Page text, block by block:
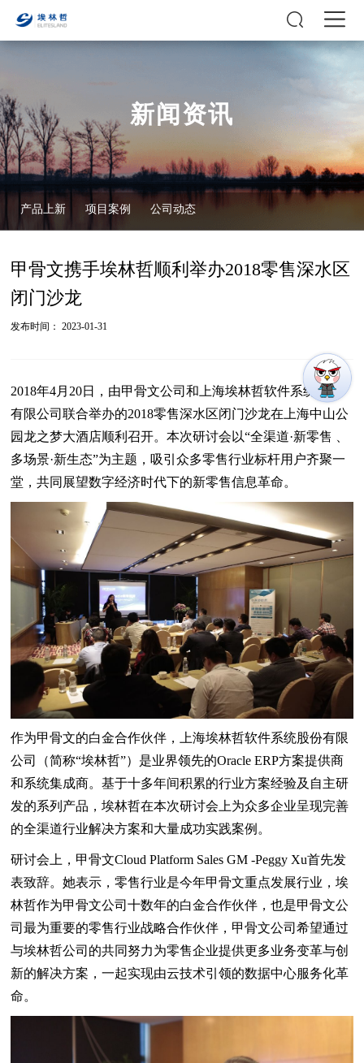
新闻资讯
产品上新 项目案例 公司动态
甲骨文携手埃林哲顺利举办2018零售深水区
闭门沙龙
发布时间： 2023-01-31
2018年4月20日，由甲骨文公司和上海埃林哲软件系统股份
有限公司联合举办的2018零售深水区闭门沙龙在上海中山公
园龙之梦大酒店顺利召开。本次研讨会以“全渠道·新零售 、
多场景·新生态”为主题，吸引众多零售行业标杆用户齐聚一
堂，共同展望数字经济时代下的新零售信息革命。
作为甲骨文的白金合作伙伴，上海埃林哲软件系统股份有限
公司（简称“埃林哲”）是业界领先的Oracle ERP方案提供商
和系统集成商。基于十多年间积累的行业方案经验及自主研
发的系列产品，埃林哲在本次研讨会上为众多企业呈现完善
的全渠道行业解决方案和大量成功实践案例。
研讨会上，甲骨文Cloud Platform Sales GM -Peggy Xu首先发
表致辞。她表示，零售行业是今年甲骨文重点发展行业，埃
林哲作为甲骨文公司十数年的白金合作伙伴，也是甲骨文公
司最为重要的零售行业战略合作伙伴，甲骨文公司希望通过
与埃林哲公司的共同努力为零售企业提供更多业务变革与创
新的解决方案，一起实现由云技术引领的数据中心服务化革
命。